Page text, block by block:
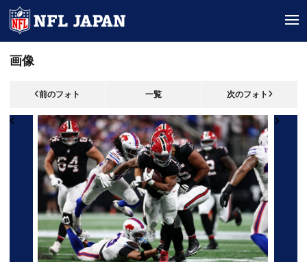
画像
前のフォト 一覧 次のフォト